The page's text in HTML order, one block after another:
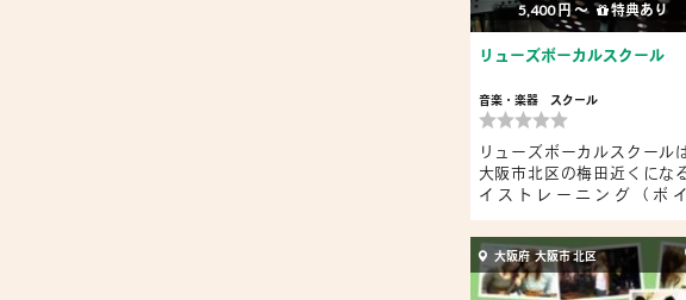
5,400 円 〜 特典あり
リューズボーカルスクール
音楽・楽器 スクール
リューズボーカルスクールは
大阪市北区の梅田近くにな
イストレーニング（ボ
大阪府 大阪市 北区